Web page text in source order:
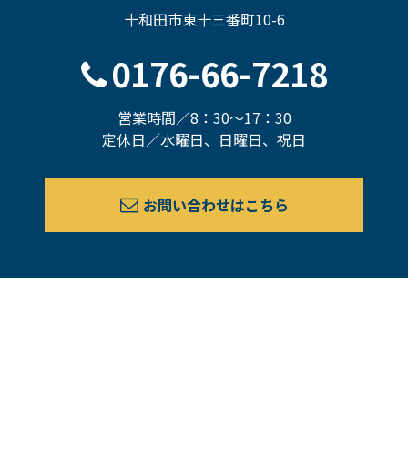
十和田市東十三番町10-6
0176-66-7218
営業時間／8：30～17：30
定休日／水曜日、日曜日、祝日
お問い合わせはこちら